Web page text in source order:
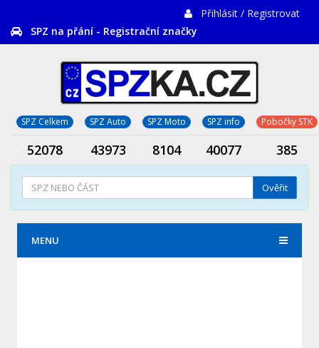
Přihlásit / Registrovat
SPZ na přání - Registrační značky
SPZ Celkem SPZ Auto SPZ Moto SPZ info Pobočky STK
52078 43973 8104 40077 385
Ověřit
MENU